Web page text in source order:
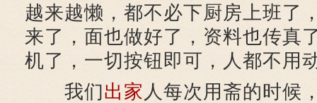
越来越懒，都不必下厨房上班了
来了，面也做好了，资料也传真
机了，一切按钮即可，人都不用
我们出家 人每次用斋的时候